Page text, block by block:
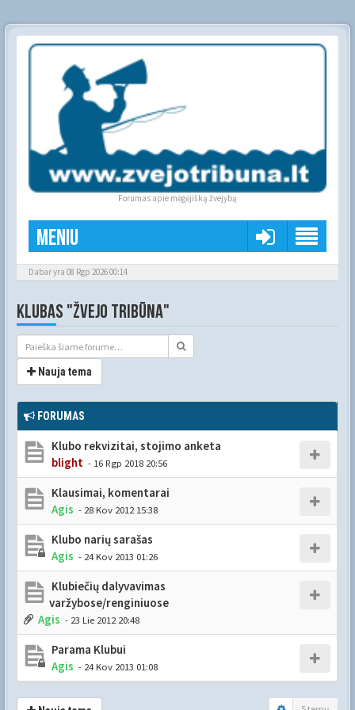
Forumas apie mėgėjišką žvejybą
Meniu
Dabar yra 08 Rgp 2026 00:14
KLUBAS "ŽVEJO TRIBŪNA"
Nauja tema
FORUMAS
Klubo rekvizitai, stojimo anketa
blight - 16 Rgp 2018 20:56
Klausimai, komentarai
Agis - 28 Kov 2012 15:38
Klubo narių sarašas
Agis - 24 Kov 2013 01:26
Klubiečių dalyvavimas
varžybose/renginiuose
Agis - 23 Lie 2012 20:48
Parama Klubui
Agis - 24 Kov 2013 01:08